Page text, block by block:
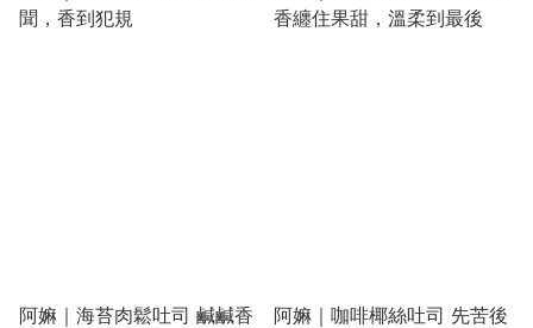
聞，香到犯規
香纏住果甜，溫柔到最後
阿嫲｜海苔肉鬆吐司 鹹鹹香
阿嫲｜咖啡椰絲吐司 先苦後